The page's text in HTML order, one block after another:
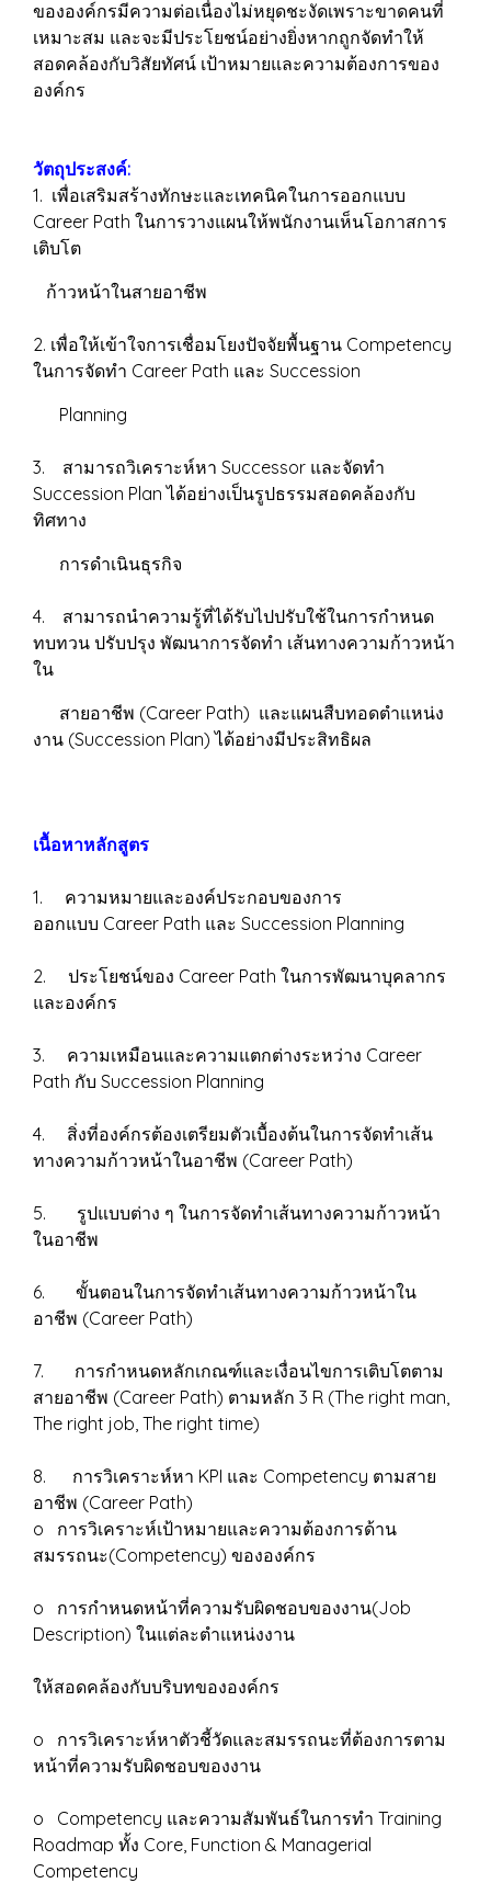
ขององค์กรมีความต่อเนื่องไม่หยุดชะงัดเพราะขาดคนที่
เหมาะสม และจะมีประโยชน์อย่างยิ่งหากถูกจัดทำให้
สอดคล้องกับวิสัยทัศน์ เป้าหมายและความต้องการของ
องค์กร
วัตถุประสงค์:
1. เพื่อเสริมสร้างทักษะและเทคนิคในการออกแบบ
Career Path ในการวางแผนให้พนักงานเห็นโอกาสการ
เติบโต
ก้าวหน้าในสายอาชีพ
2. เพื่อให้เข้าใจการเชื่อมโยงปัจจัยพื้นฐาน Competency
ในการจัดทำ Career Path และ Succession
Planning
3. สามารถวิเคราะห์หา Successor และจัดทำ
Succession Plan ได้อย่างเป็นรูปธรรมสอดคล้องกับ
ทิศทาง
การดำเนินธุรกิจ
4. สามารถนำความรู้ที่ได้รับไปปรับใช้ในการกำหนด
ทบทวน ปรับปรุง พัฒนาการจัดทำ เส้นทางความก้าวหน้า
ใน
สายอาชีพ (Career Path) และแผนสืบทอดตำแหน่ง
งาน (Succession Plan) ได้อย่างมีประสิทธิผล
เนื้อหาหลักสูตร
1. ความหมายและองค์ประกอบของการ
ออกแบบ Career Path และ Succession Planning
2. ประโยชน์ของ Career Path ในการพัฒนาบุคลากร
และองค์กร
3. ความเหมือนและความแตกต่างระหว่าง Career
Path กับ Succession Planning
4. สิ่งที่องค์กรต้องเตรียมตัวเบื้องต้นในการจัดทำเส้น
ทางความก้าวหน้าในอาชีพ (Career Path)
5. รูปแบบต่าง ๆ ในการจัดทำเส้นทางความก้าวหน้า
ในอาชีพ
6. ขั้นตอนในการจัดทำเส้นทางความก้าวหน้าใน
อาชีพ (Career Path)
7. การกำหนดหลักเกณฑ์และเงื่อนไขการเติบโตตาม
สายอาชีพ (Career Path) ตามหลัก 3 R (The right man,
The right job, The right time)
8. การวิเคราะห์หา KPI และ Competency ตามสาย
อาชีพ (Career Path)
o การวิเคราะห์เป้าหมายและความต้องการด้าน
สมรรถนะ(Competency) ขององค์กร
o การกำหนดหน้าที่ความรับผิดชอบของงาน(Job
Description) ในแต่ละตำแหน่งงาน
ให้สอดคล้องกับบริบทขององค์กร
o การวิเคราะห์หาตัวชี้วัดและสมรรถนะที่ต้องการตาม
หน้าที่ความรับผิดชอบของงาน
o Competency และความสัมพันธ์ในการทำ Training
Roadmap ทั้ง Core, Function & Managerial
Competency